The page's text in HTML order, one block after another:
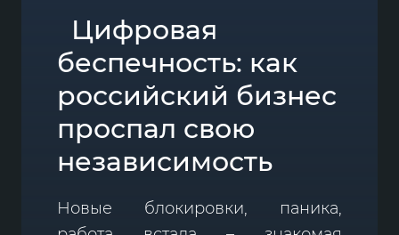
Цифровая
беспечность: как
российский бизнес
проспал свою
независимость
Новые блокировки, паника,